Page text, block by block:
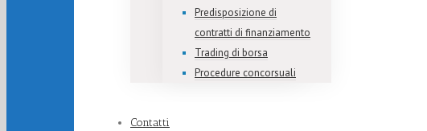
Predisposizione di
contratti di finanziamento
Trading di borsa
Procedure concorsuali
Contatti